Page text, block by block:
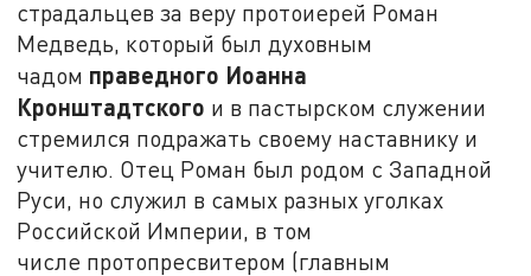
страдальцев за веру протоиерей Роман
Медведь, который был духовным
чадом праведного Иоанна
Кронштадтского и в пастырском служении
стремился подражать своему наставнику и
учителю. Отец Роман был родом с Западной
Руси, но служил в самых разных уголках
Российской Империи, в том
числе протопресвитером (главным